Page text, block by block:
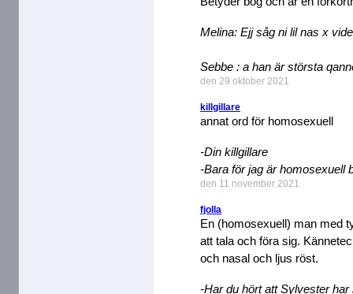
Melina: Ejj såg ni lil nas x
Sebbe : a han är största
den 29 oktober 2021
killgillare
annat ord för homosexuell
-Din killgillare
-Bara för jag är homosexuell
den 11 november 2021
fjolla
En (homosexuell) man med
att tala och föra sig.
och nasal och ljus röst.
-Har du hört att Sylvester